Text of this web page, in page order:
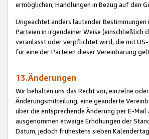
ermöglichen, Handlungen in Bezug auf den
Ungeachtet anders lautender
Parteien in irgendeiner Weise (einschließlich
veranlasst oder verpflichtet wird, die mit
für eine der Parteien dieser Vereinbarung
13.Änderungen
Wir behalten uns das Recht vor, einzelne
Änderungsmitteilung, eine geänderte
über die entsprechende Änderung per E-
ausgenommen etwaige Erhöhungen der
Datum, jedoch frühestens sieben